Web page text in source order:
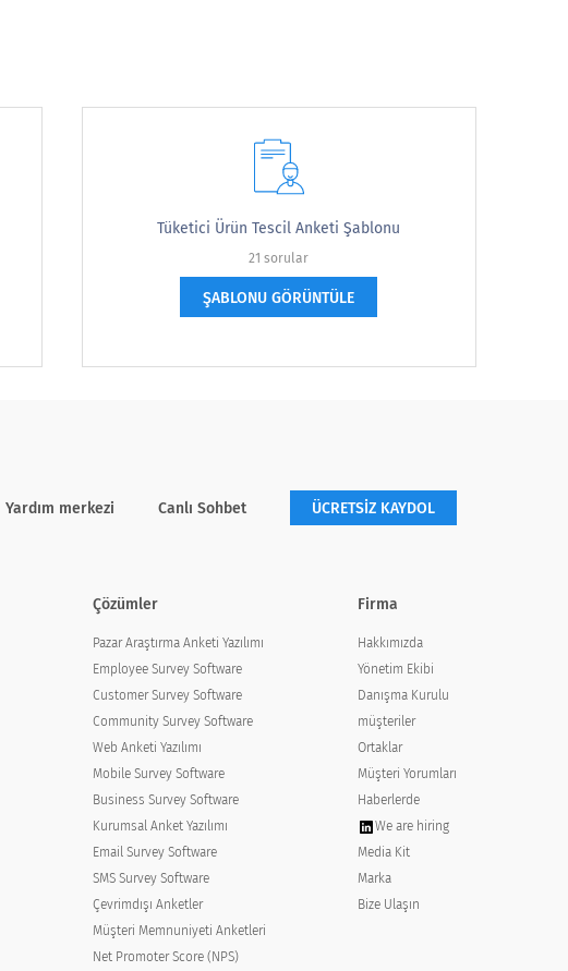
Tüketici Ürün Tescil Anketi Şablonu
21 sorular
ŞABLONU GÖRÜNTÜLE
Yardım merkezi Canlı Sohbet ÜCRETSİZ KAYDOL
Çözümler
Pazar Araştırma Anketi Yazılımı
Employee Survey Software
Customer Survey Software
Community Survey Software
Web Anketi Yazılımı
Mobile Survey Software
Business Survey Software
Kurumsal Anket Yazılımı
Email Survey Software
SMS Survey Software
Çevrimdışı Anketler
Müşteri Memnuniyeti Anketleri
Net Promoter Score (NPS)
Firma
Hakkımızda
Yönetim Ekibi
Danışma Kurulu
müşteriler
Ortaklar
Müşteri Yorumları
Haberlerde
We are hiring
Media Kit
Marka
Bize Ulaşın